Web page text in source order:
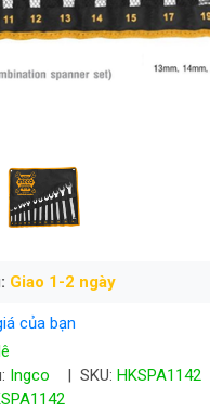
Giao 1-2 ngày
của bạn
Ingco SKU: HKSPA1142